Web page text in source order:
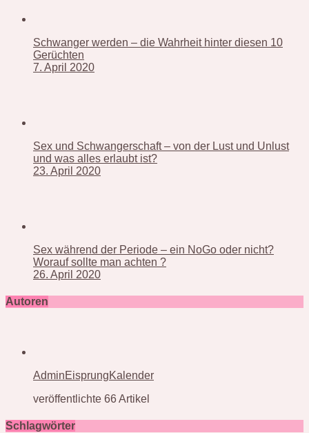
Schwanger werden – die Wahrheit hinter diesen 10
Gerüchten
7. April 2020
Sex und Schwangerschaft – von der Lust und Unlust
und was alles erlaubt ist?
23. April 2020
Sex während der Periode – ein NoGo oder nicht?
Worauf sollte man achten ?
26. April 2020
Autoren
AdminEisprungKalender
veröffentlichte 66 Artikel
Schlagwörter